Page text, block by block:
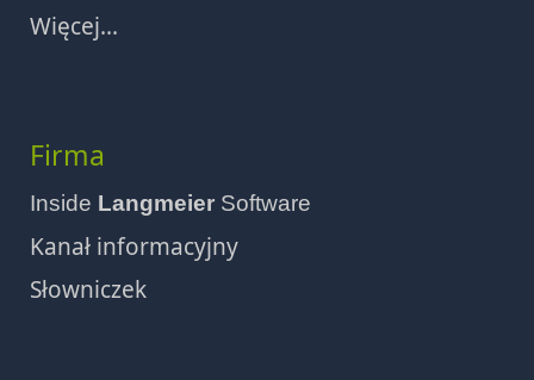
Więcej...
Firma
Inside Langmeier Software
Kanał informacyjny
Słowniczek